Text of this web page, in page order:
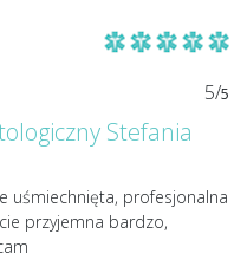
5/5
Stefania
uśmiechnięta, profesjonalna
przyjemna bardzo,